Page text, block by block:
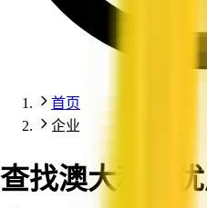
首页
企业
查找澳大利亚